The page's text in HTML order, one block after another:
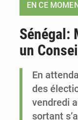
EN CE
Sénégal:
un
En
des
vendredi
sortant